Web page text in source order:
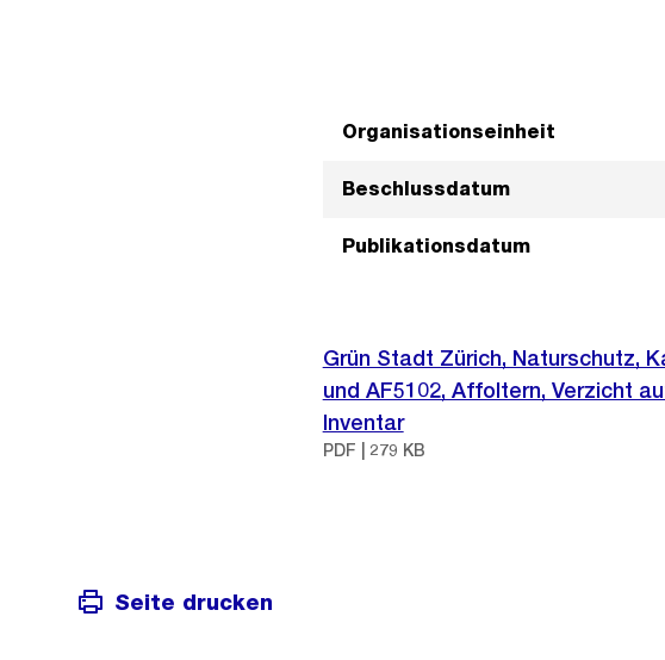
Organisationseinheit
Beschlussdatum
Publikationsdatum
Grün Stadt Zürich, Naturschutz,
und AF5102, Affoltern, Verzicht
Inventar
PDF | 279 KB
Seite drucken